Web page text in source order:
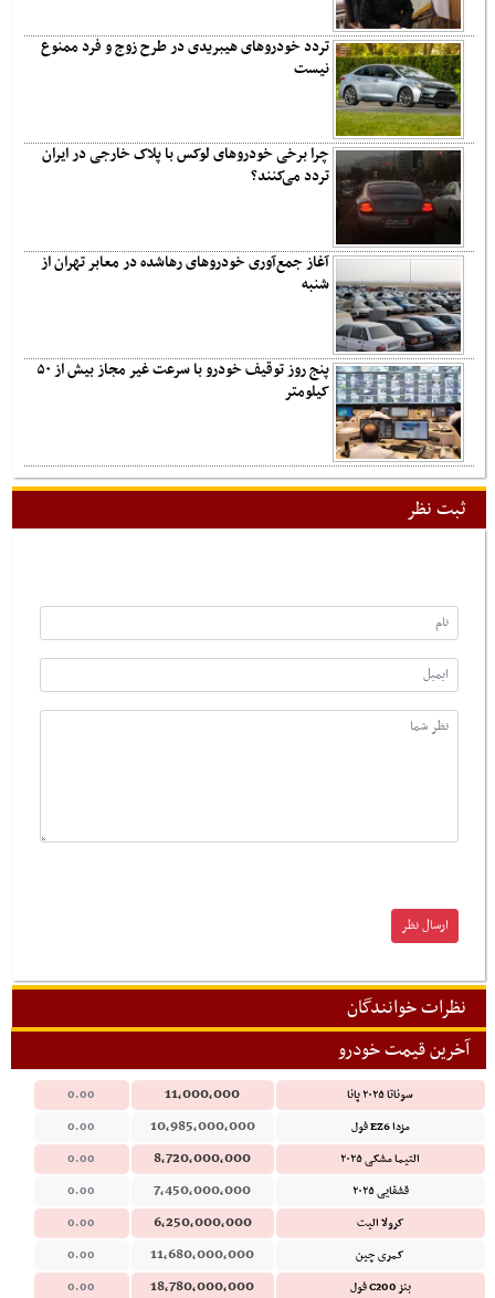
تردد خودروهای هیبریدی در طرح زوج و فرد ممنوع
نیست
چرا برخی خودروهای لوکس با پلاک خارجی در ایران
تردد می‌کنند؟
آغاز جمع‌آوری خودروهای رهاشده در معابر تهران از
شنبه
پنج روز توقیف خودرو با سرعت غیر مجاز بیش از ۵۰
کیلومتر
ثبت نظر
نظرات خوانندگان
آخرین قیمت خودرو
سوناتا ۲۰۲۵ پانا 11,000,000
0.00
مزدا EZ6 فول
10,985,000,000
0.00
التیما مشکی ۲۰۲۵
8,720,000,000
0.00
قشقایی ۲۰۲۵
7,450,000,000
0.00
کرولا الیت
6,250,000,000
0.00
کمری چین
11,680,000,000
0.00
بنز C200 فول
18,780,000,000
0.00